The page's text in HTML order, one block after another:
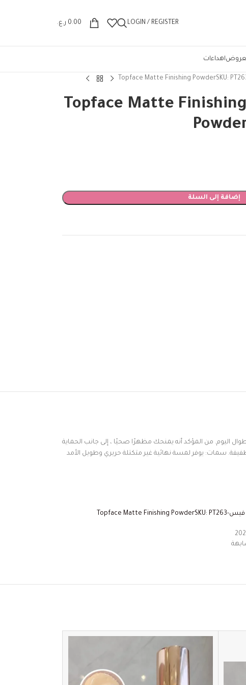
LOGIN / REGISTER
0.00 ر.ع.
اهداءات
بودرة توب فيسTopface Matte Finishing
إضافة إلى السلة
اليوم. من المؤكد أنه يمنحك مظهرًا صحيًا ، إلى جانب الحماية
. سمات: يوفر لمسة نهائية غير متكتلة حريري وطويل الأمد
بودرة توب فيسTopface Matte Finishing PowderSKU: PT263-